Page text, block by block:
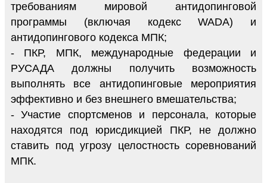
требованиям мировой антидопинговой
программы (включая кодекс WADA) и
антидопингового кодекса МПК;
- ПКР, МПК, международные федерации и
РУСАДА должны получить возможность
выполнять все антидопинговые мероприятия
эффективно и без внешнего вмешательства;
- Участие спортсменов и персонала, которые
находятся под юрисдикцией ПКР, не должно
ставить под угрозу целостность соревнований
МПК.